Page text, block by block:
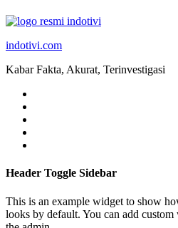
indotivi.com
Kabar Fakta, Akurat, Terinvestigasi
Header Toggle Sidebar
This is an example widget to show
looks by default. You can add